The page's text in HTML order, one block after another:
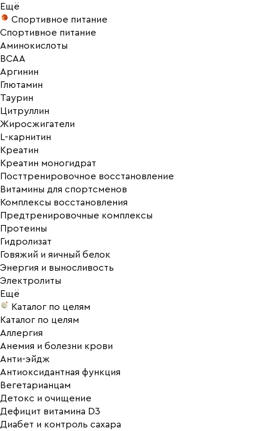
Ещё
Спортивное питание
Спортивное питание
Аминокислоты
BCAA
Аргинин
Глютамин
Таурин
Цитруллин
Жиросжигатели
L-карнитин
Креатин
Креатин моногидрат
Посттренировочное восстановление
Витамины для спортсменов
Комплексы восстановления
Предтренировочные комплексы
Протеины
Гидролизат
Говяжий и яичный белок
Энергия и выносливость
Электролиты
Ещё
Каталог по целям
Каталог по целям
Аллергия
Анемия и болезни крови
Анти-эйдж
Антиоксидантная функция
Вегетарианцам
Детокс и очищение
Дефицит витамина D3
Диабет и контроль сахара